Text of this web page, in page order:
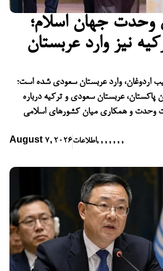
وحدت جهان اسلام؛
نیز وارد عربستان
اردوغان، وارد عربستان سعودی شده است؛
پاکستان، عربستان سعودی و ترکیه درباره
وحدت و همکاری میان کشورهای اسلامی
August 7, 2026اطلاعات, , , , , , ,